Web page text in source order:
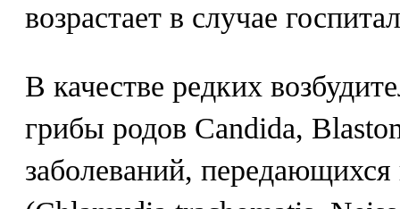
возрастает в случае
В качестве редких
грибы родов Candida,
заболеваний,